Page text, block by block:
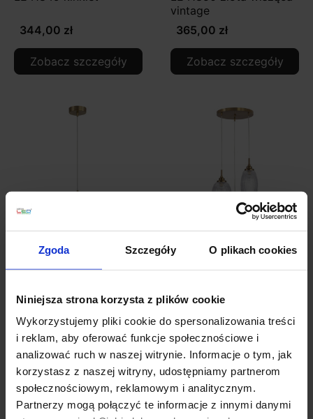
Zgoda Szczegóły O plikach cookies
Niniejsza strona korzysta z plików cookie
Wykorzystujemy pliki cookie do spersonalizowania treści
i reklam, aby oferować funkcje społecznościowe i
analizować ruch w naszej witrynie. Informacje o tym, jak
korzystasz z naszej witryny, udostępniamy partnerom
społecznościowym, reklamowym i analitycznym.
Partnerzy mogą połączyć te informacje z innymi danymi
344,00 zł
Zobacz szczegóły
vintage
365,00 zł
Zobacz szczegóły
LUCES AHIGAL
LE41851 złota, wisząca
365,00 zł
Zobacz szczegóły
LUCES AHIGAL
LE41853 złota vinage
976,00 zł
Zobacz szczegóły